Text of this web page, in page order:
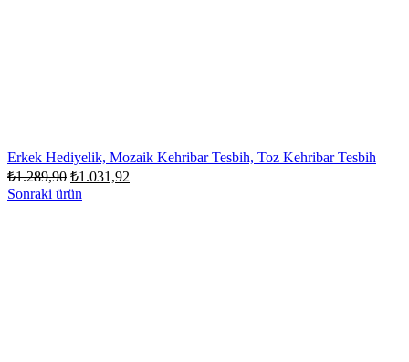
Erkek Hediyelik, Mozaik Kehribar Tesbih, Toz Kehribar Tesbih
₺1.289,90 Orijinal
fiyat:
₺1.031,92
Sonraki ürün